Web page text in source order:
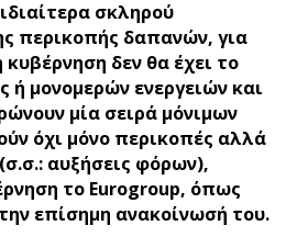
σκληρού
περικοπής δαπανών, για
κυβέρνηση δεν θα έχει το
μονομερών ενεργειών και
μία σειρά μόνιμων
όχι μόνο περικοπές αλλά
αυξήσεις φόρων),
το Eurogroup, όπως
επίσημη ανακοίνωσή του.